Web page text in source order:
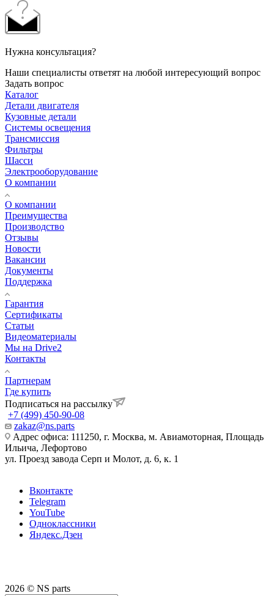
Нужна консультация?
Наши специалисты ответят на любой интересующий вопрос
Задать вопрос
Каталог
Детали двигателя
Кузовные детали
Системы освещения
Трансмиссия
Фильтры
Шасси
Электрооборудование
О компании
О компании
Преимущества
Производство
Отзывы
Новости
Вакансии
Документы
Поддержка
Гарантия
Сертификаты
Статьи
Видеоматериалы
Мы на Drive2
Контакты
Партнерам
Где купить
Подписаться на рассылку
+7 (499) 450-90-08
zakaz@ns.parts
Адрес офиса: 111250, г. Москва, м. Авиамоторная, Площадь
Ильича, Лефортово
ул. Проезд завода Серп и Молот, д. 6, к. 1
Вконтакте
Telegram
YouTube
Одноклассники
Яндекс.Дзен
2026 © NS parts